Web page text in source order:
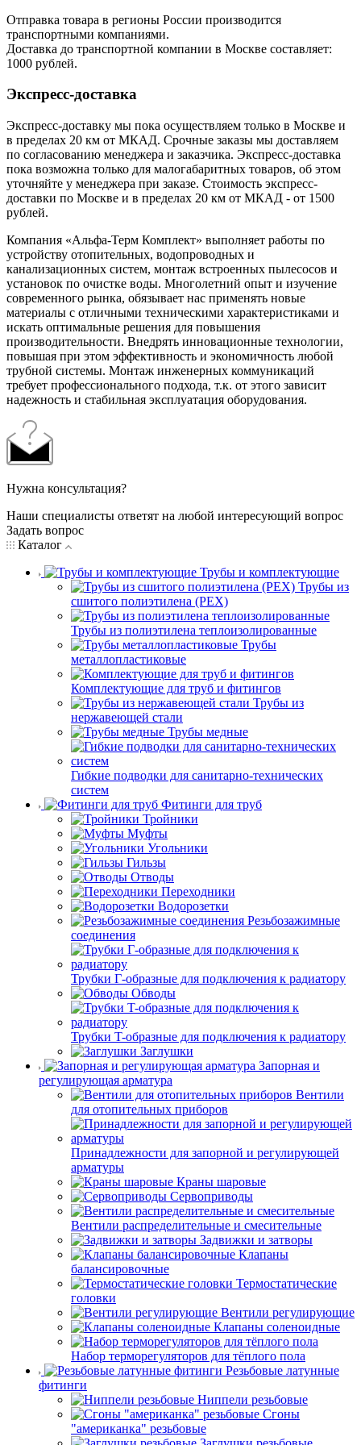
Отправка товара в регионы России производится
транспортными компаниями.
Доставка до транспортной компании в Москве составляет:
1000 рублей.
Экспресс-доставка
Экспресс-доставку мы пока осуществляем только в Москве и
в пределах 20 км от МКАД. Срочные заказы мы доставляем
по согласованию менеджера и заказчика. Экспресс-доставка
пока возможна только для малогабаритных товаров, об этом
уточняйте у менеджера при заказе. Стоимость экспресс-
доставки по Москве и в пределах 20 км от МКАД - от 1500
рублей.
Компания «Альфа-Терм Комплект» выполняет работы по
устройству отопительных, водопроводных и
канализационных систем, монтаж встроенных пылесосов и
установок по очистке воды. Многолетний опыт и изучение
современного рынка, обязывает нас применять новые
материалы с отличными техническими характеристиками и
искать оптимальные решения для повышения
производительности. Внедрять инновационные технологии,
повышая при этом эффективность и экономичность любой
трубной системы. Монтаж инженерных коммуникаций
требует профессионального подхода, т.к. от этого зависит
надежность и стабильная эксплуатация оборудования.
Нужна консультация?
Наши специалисты ответят на любой интересующий вопрос
Задать вопрос
Каталог
Трубы и комплектующие
Трубы из
сшитого полиэтилена (PEX)
Трубы из полиэтилена теплоизолированные
Трубы
металлопластиковые
Комплектующие для труб и фитингов
Трубы из
нержавеющей стали
Трубы медные
Гибкие подводки для санитарно-технических
систем
Фитинги для труб
Тройники
Муфты
Угольники
Гильзы
Отводы
Переходники
Водорозетки
Резьбозажимные
соединения
Трубки Г-образные для подключения к радиатору
Обводы
Трубки T-образные для подключения к радиатору
Заглушки
Запорная и
регулирующая арматура
Вентили
для отопительных приборов
Принадлежности для запорной и регулирующей
арматуры
Краны шаровые
Сервоприводы
Вентили распределительные и смесительные
Задвижки и затворы
Клапаны
балансировочные
Термостатические
головки
Вентили регулирующие
Клапаны соленоидные
Набор терморегуляторов для тёплого пола
Резьбовые латунные
фитинги
Ниппели резьбовые
Сгоны
"американка" резьбовые